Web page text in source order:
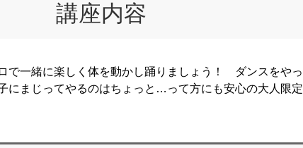
講座内容
で一緒に楽しく体を動かし踊りましょう！ ダンスをやっ
にまじってやるのはちょっと…って方にも安心の大人限定